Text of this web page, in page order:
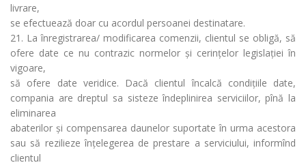
livrare,
se efectuează doar cu acordul persoanei destinatare.
21. La înregistrarea/ modificarea comenzii, clientul se obligă, să
ofere date ce nu contrazic normelor și cerințelor legislației în
vigoare,
să ofere date veridice. Dacă clientul încalcă condițiile date,
compania are dreptul sa sisteze îndeplinirea serviciilor, pînă la
eliminarea
abaterilor și compensarea daunelor suportate în urma acestora
sau să rezilieze înțelegerea de prestare a serviciului, informînd
clientul